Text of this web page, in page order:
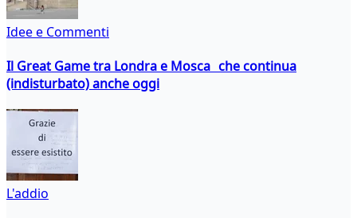
Idee e Commenti
Il Great Game tra Londra e Mosca che continua
(indisturbato) anche oggi
L'addio